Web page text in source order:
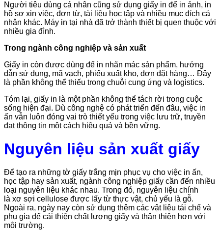
Người tiêu dùng cá nhân cũng sử dụng giấy in để in ảnh, in
hồ sơ xin việc, đơn từ, tài liệu học tập và nhiều mục đích cá
nhân khác. Máy in tại nhà đã trở thành thiết bị quen thuộc với
nhiều gia đình.
Trong ngành công nghiệp và sản xuất
Giấy in còn được dùng để in nhãn mác sản phẩm, hướng
dẫn sử dụng, mã vạch, phiếu xuất kho, đơn đặt hàng… Đây
là phần không thể thiếu trong chuỗi cung ứng và logistics.
Tóm lại, giấy in là một phần không thể tách rời trong cuộc
sống hiện đại. Dù công nghệ có phát triển đến đâu, việc in
ấn vẫn luôn đóng vai trò thiết yếu trong việc lưu trữ, truyền
đạt thông tin một cách hiệu quả và bền vững.
Nguyên liệu sản xuất giấy
Để tạo ra những tờ giấy trắng mịn phục vụ cho việc in ấn,
học tập hay sản xuất, ngành công nghiệp giấy cần đến nhiều
loại nguyên liệu khác nhau. Trong đó, nguyên liệu chính
là xơ sợi cellulose được lấy từ thực vật, chủ yếu là gỗ.
Ngoài ra, ngày nay còn sử dụng thêm các vật liệu tái chế và
phụ gia để cải thiện chất lượng giấy và thân thiện hơn với
môi trường.